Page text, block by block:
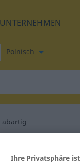
UNTERNEHMEN
Polnisch
abartig
für
Ihre Privatsphäre